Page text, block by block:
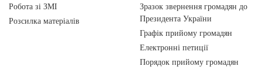
Робота зі ЗМІ
Розсилка матеріалів
Зразок звернення громадян до
Президента України
Графік прийому громадян
Електронні петиції
Порядок прийому громадян